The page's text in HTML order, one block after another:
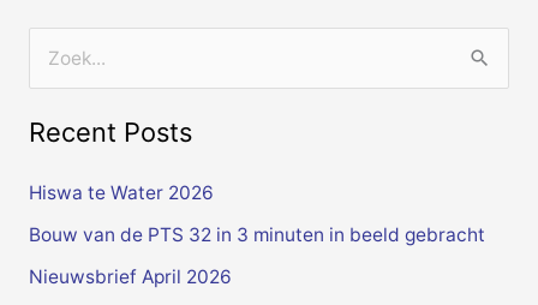
e
a
Recent Posts
Hiswa te Water 2026
Bouw van de PTS 32 in 3 minuten in beeld gebracht
Nieuwsbrief April 2026